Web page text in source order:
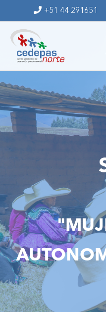
+51 44 291651